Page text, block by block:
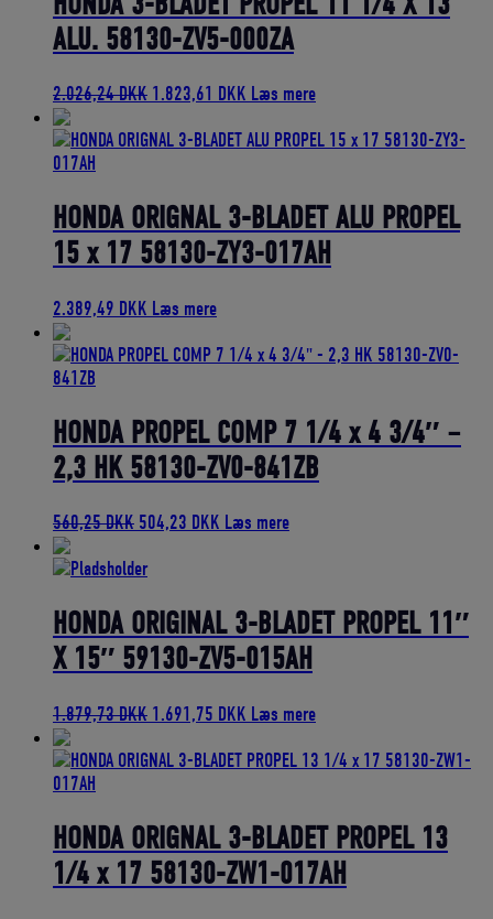
ALU. 58130-ZV5-000ZA
2.026,24DKK Den
pris
1.823,61 DKK Den
pris
Læs mere
HONDA ORIGNAL 3-BLADET ALU PROPEL
15 x 17 58130-ZY3-017AH
2.389,49 DKK Læs mere
HONDA PROPEL COMP 7 1/4 x 4 3/4″ –
2,3 HK 58130-ZV0-841ZB
560,25DKK Den
pris
560,25 DKK.
504,23 DKK Den
504,23 DKK.
Læs mere
HONDA ORIGINAL 3-BLADET PROPEL 11″
X 15″ 59130-ZV5-015AH
1.879,73DKK Den
pris
1.691,75 DKK Den
pris
Læs mere
HONDA ORIGNAL 3-BLADET PROPEL 13
1/4 x 17 58130-ZW1-017AH